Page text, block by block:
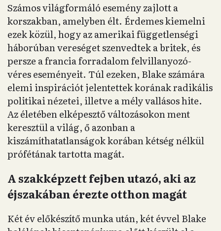
Számos világformáló esemény zajlott a
korszakban, amelyben élt. Érdemes kiemelni
ezek közül, hogy az amerikai függetlenségi
háborúban vereséget szenvedtek a britek, és
persze a francia forradalom felvillanyozó-
véres eseményeit. Túl ezeken, Blake számára
elemi inspirációt jelentettek korának radikális
politikai nézetei, illetve a mély vallásos hite.
Az életében elképesztő változásokon ment
keresztül a világ, ő azonban a
kiszámíthatatlanságok korában kétség nélkül
prófétának tartotta magát.
A szakképzett fejben utazó, aki az
éjszakában érezte otthon magát
Két év előkészítő munka után, két évvel Blake